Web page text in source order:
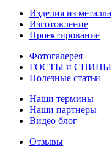
Изделия из металла
Изготовление
Проектирование
Фотогалерея
ГОСТЫ и СНИПЫ
Полезные статьи
Наши термины
Наши партнеры
Видео блог
Отзывы